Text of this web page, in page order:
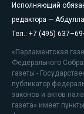
Исполняющий
редактора —
Тел.: +7 (495)
«Парламентская
Федерального
газеты -
публикатор
законов и актов
газета» имеет